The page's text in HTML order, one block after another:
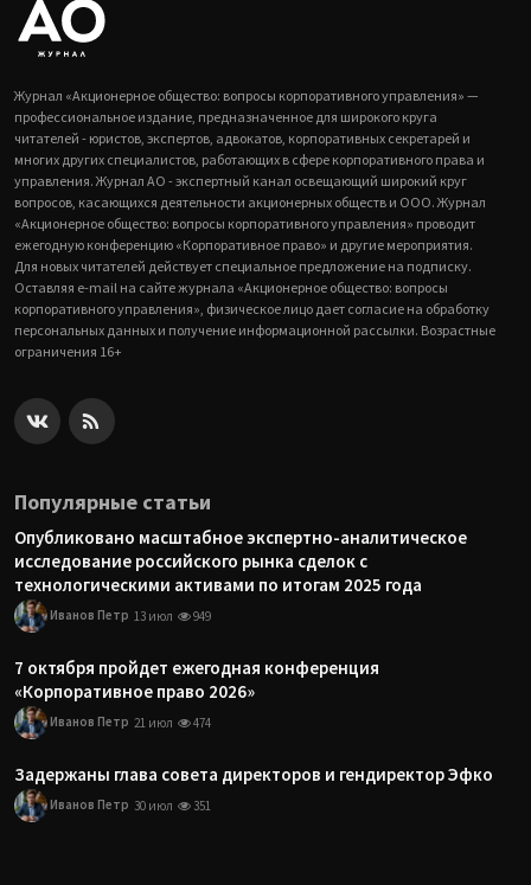
Журнал «Акционерное общество: вопросы корпоративного управления» —
профессиональное издание, предназначенное для широкого круга
читателей - юристов, экспертов, адвокатов, корпоративных секретарей и
многих других специалистов, работающих в сфере корпоративного права и
управления. Журнал АО - экспертный канал освещающий широкий круг
вопросов, касающихся деятельности акционерных обществ и ООО. Журнал
«Акционерное общество: вопросы корпоративного управления» проводит
ежегодную конференцию «Корпоративное право» и другие мероприятия.
Для новых читателей действует специальное предложение на подписку.
Оставляя e-mail на сайте журнала «Акционерное общество: вопросы
корпоративного управления», физическое лицо дает согласие на обработку
персональных данных и получение информационной рассылки. Возрастные
ограничения 16+
Популярные статьи
Опубликовано масштабное экспертно-аналитическое
исследование российского рынка сделок с
технологическими активами по итогам 2025 года
Иванов Петр 13 июл 949
7 октября пройдет ежегодная конференция
«Корпоративное право 2026»
Иванов Петр 21 июл 474
Задержаны глава совета директоров и гендиректор Эфко
Иванов Петр 30 июл 351